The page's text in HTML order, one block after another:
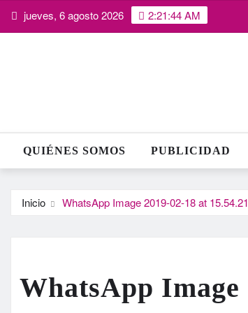
Saltarjueves, 6 agosto 2026 2:21:45 AM
QUIÉNES SOMOS PUBLICIDAD
Inicio WhatsApp Image 2019-02-18 at
WhatsApp Image